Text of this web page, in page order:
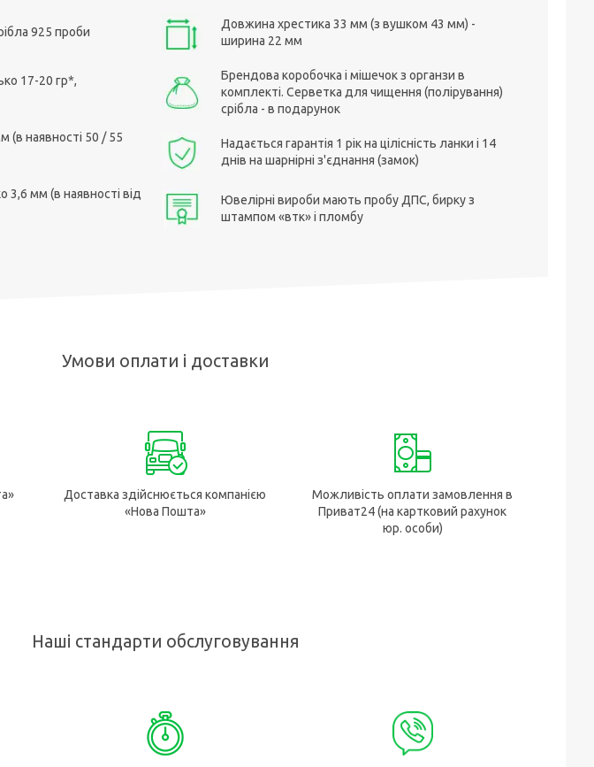
925 проби
17-20 гр*,
наявності 50 / 55
мм (в наявності від
Довжина хрестика 33 мм (з вушком 43 мм) -
ширина 22 мм
Брендова коробочка і мішечок з органзи в
комплекті. Серветка для чищення (полірування)
срібла - в подарунок
Надається гарантія 1 рік на цілісність ланки і 14
днів на шарнірні з'єднання (замок)
Ювелірні вироби мають пробу ДПС, бирку з
штампом «втк» і пломбу
Умови оплати і доставки
Доставка здійснюється компанією
«Нова Пошта»
Можливість оплати замовлення в
Приват24 (на картковий рахунок
юр. особи)
Наші стандарти обслуговування